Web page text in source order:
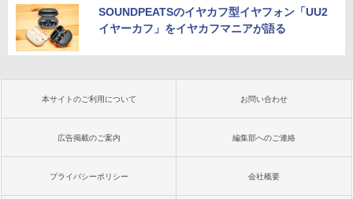
SOUNDPEATSのイヤカフ型イヤフォン「UU2
イヤーカフ」をイヤカフマニアが語る
本サイトのご利用について お問い合わせ
広告掲載のご案内 編集部へのご連絡
プライバシーポリシー 会社概要